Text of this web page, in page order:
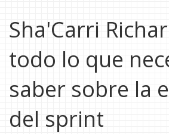
Sha'Carri
todo lo que
saber sobre la
del sprint